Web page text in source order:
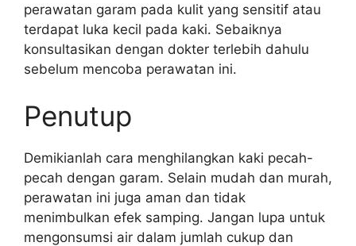
perawatan garam pada kulit yang sensitif atau
terdapat luka kecil pada kaki. Sebaiknya
konsultasikan dengan dokter terlebih dahulu
sebelum mencoba perawatan ini.
Penutup
Demikianlah cara menghilangkan kaki pecah-
pecah dengan garam. Selain mudah dan murah,
perawatan ini juga aman dan tidak
menimbulkan efek samping. Jangan lupa untuk
mengonsumsi air dalam jumlah cukup dan